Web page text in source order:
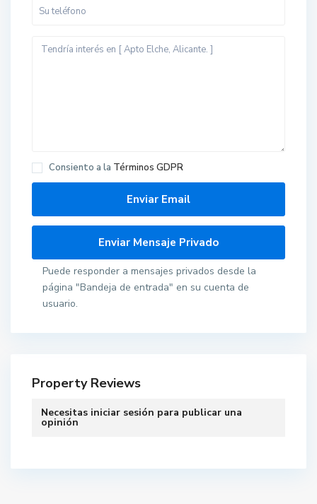
Consiento a la Términos GDPR
Puede responder a mensajes privados desde la
página "Bandeja de entrada" en su cuenta de
usuario.
Property Reviews
Necesitas iniciar sesión para publicar una
opinión
A